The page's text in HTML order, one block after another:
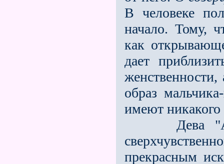
В человеке
начало. Тому,
как
дает
женственности,
образ
имеют
Дева
пре­красным